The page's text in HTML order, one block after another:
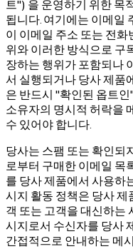
트") 을 운영하기 위한 목
됩니다. 여기에는 이메일
이 이메일 주소 또는 전
위와 이러한 방식으로 구
장하는 행위가 포함되나
서 실행되거나 당사 제품
은 반드시 "확인된 옵트
소유자의 명시적 허락을
수 있어야 합니다.
당사는 스팸 또는 확인되
로부터 구매한 이메일 목
를 당사 제품에서 사용하
시지 활동 정책은 당사
객 또는 고객을 대신하는
시지로서 수신자를 당사
간접적으로 안내하는 메